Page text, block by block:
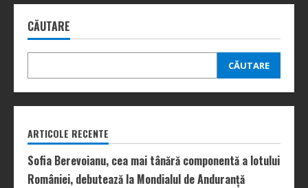
CĂUTARE
CĂUTARE
ARTICOLE RECENTE
Sofia Berevoianu, cea mai tânără componentă a lotului
României, debutează la Mondialul de Anduranță